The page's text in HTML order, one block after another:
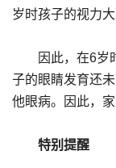
岁时孩子的视力
因此，在6岁时
子的眼睛发育还
他眼病。因此，
特别提醒